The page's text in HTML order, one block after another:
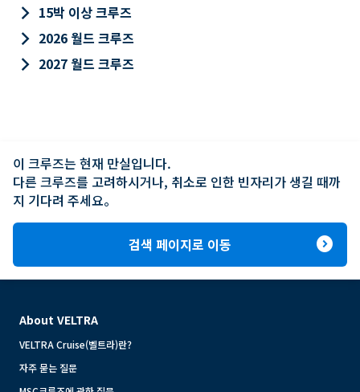
keyboard_arrow_right 15박 이상 크루즈
keyboard_arrow_right 2026 월드 크루즈
keyboard_arrow_right 2027 월드 크루즈
이 크루즈는 현재 만실입니다.
다른 크루즈를 고려하시거나, 취소로 인한 빈자리가 생길 때까
지 기다려 주세요。
검색 페이지로 이동 expand_circle_right
About VELTRA
VELTRA Cruise(벨트라)란?
자주 묻는 질문